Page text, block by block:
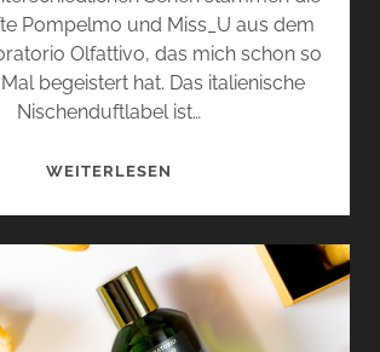
Pompelmo und Miss_U aus dem
Olfattivo, das mich schon so
begeistert hat. Das italienische
Nischenduftlabel ist…
WEITERLESEN
LABORATORIO
OLFATTIVO
–